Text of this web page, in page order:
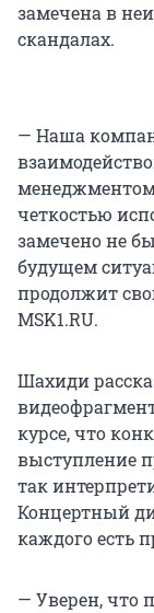
замечена в
скандалах.
— Наша
четкостью
замечено не
будущем
продолжит
MSK1.RU.
Шахиди
курсе, что
выступление
так
Концертный
каждого есть
— Уверен, что